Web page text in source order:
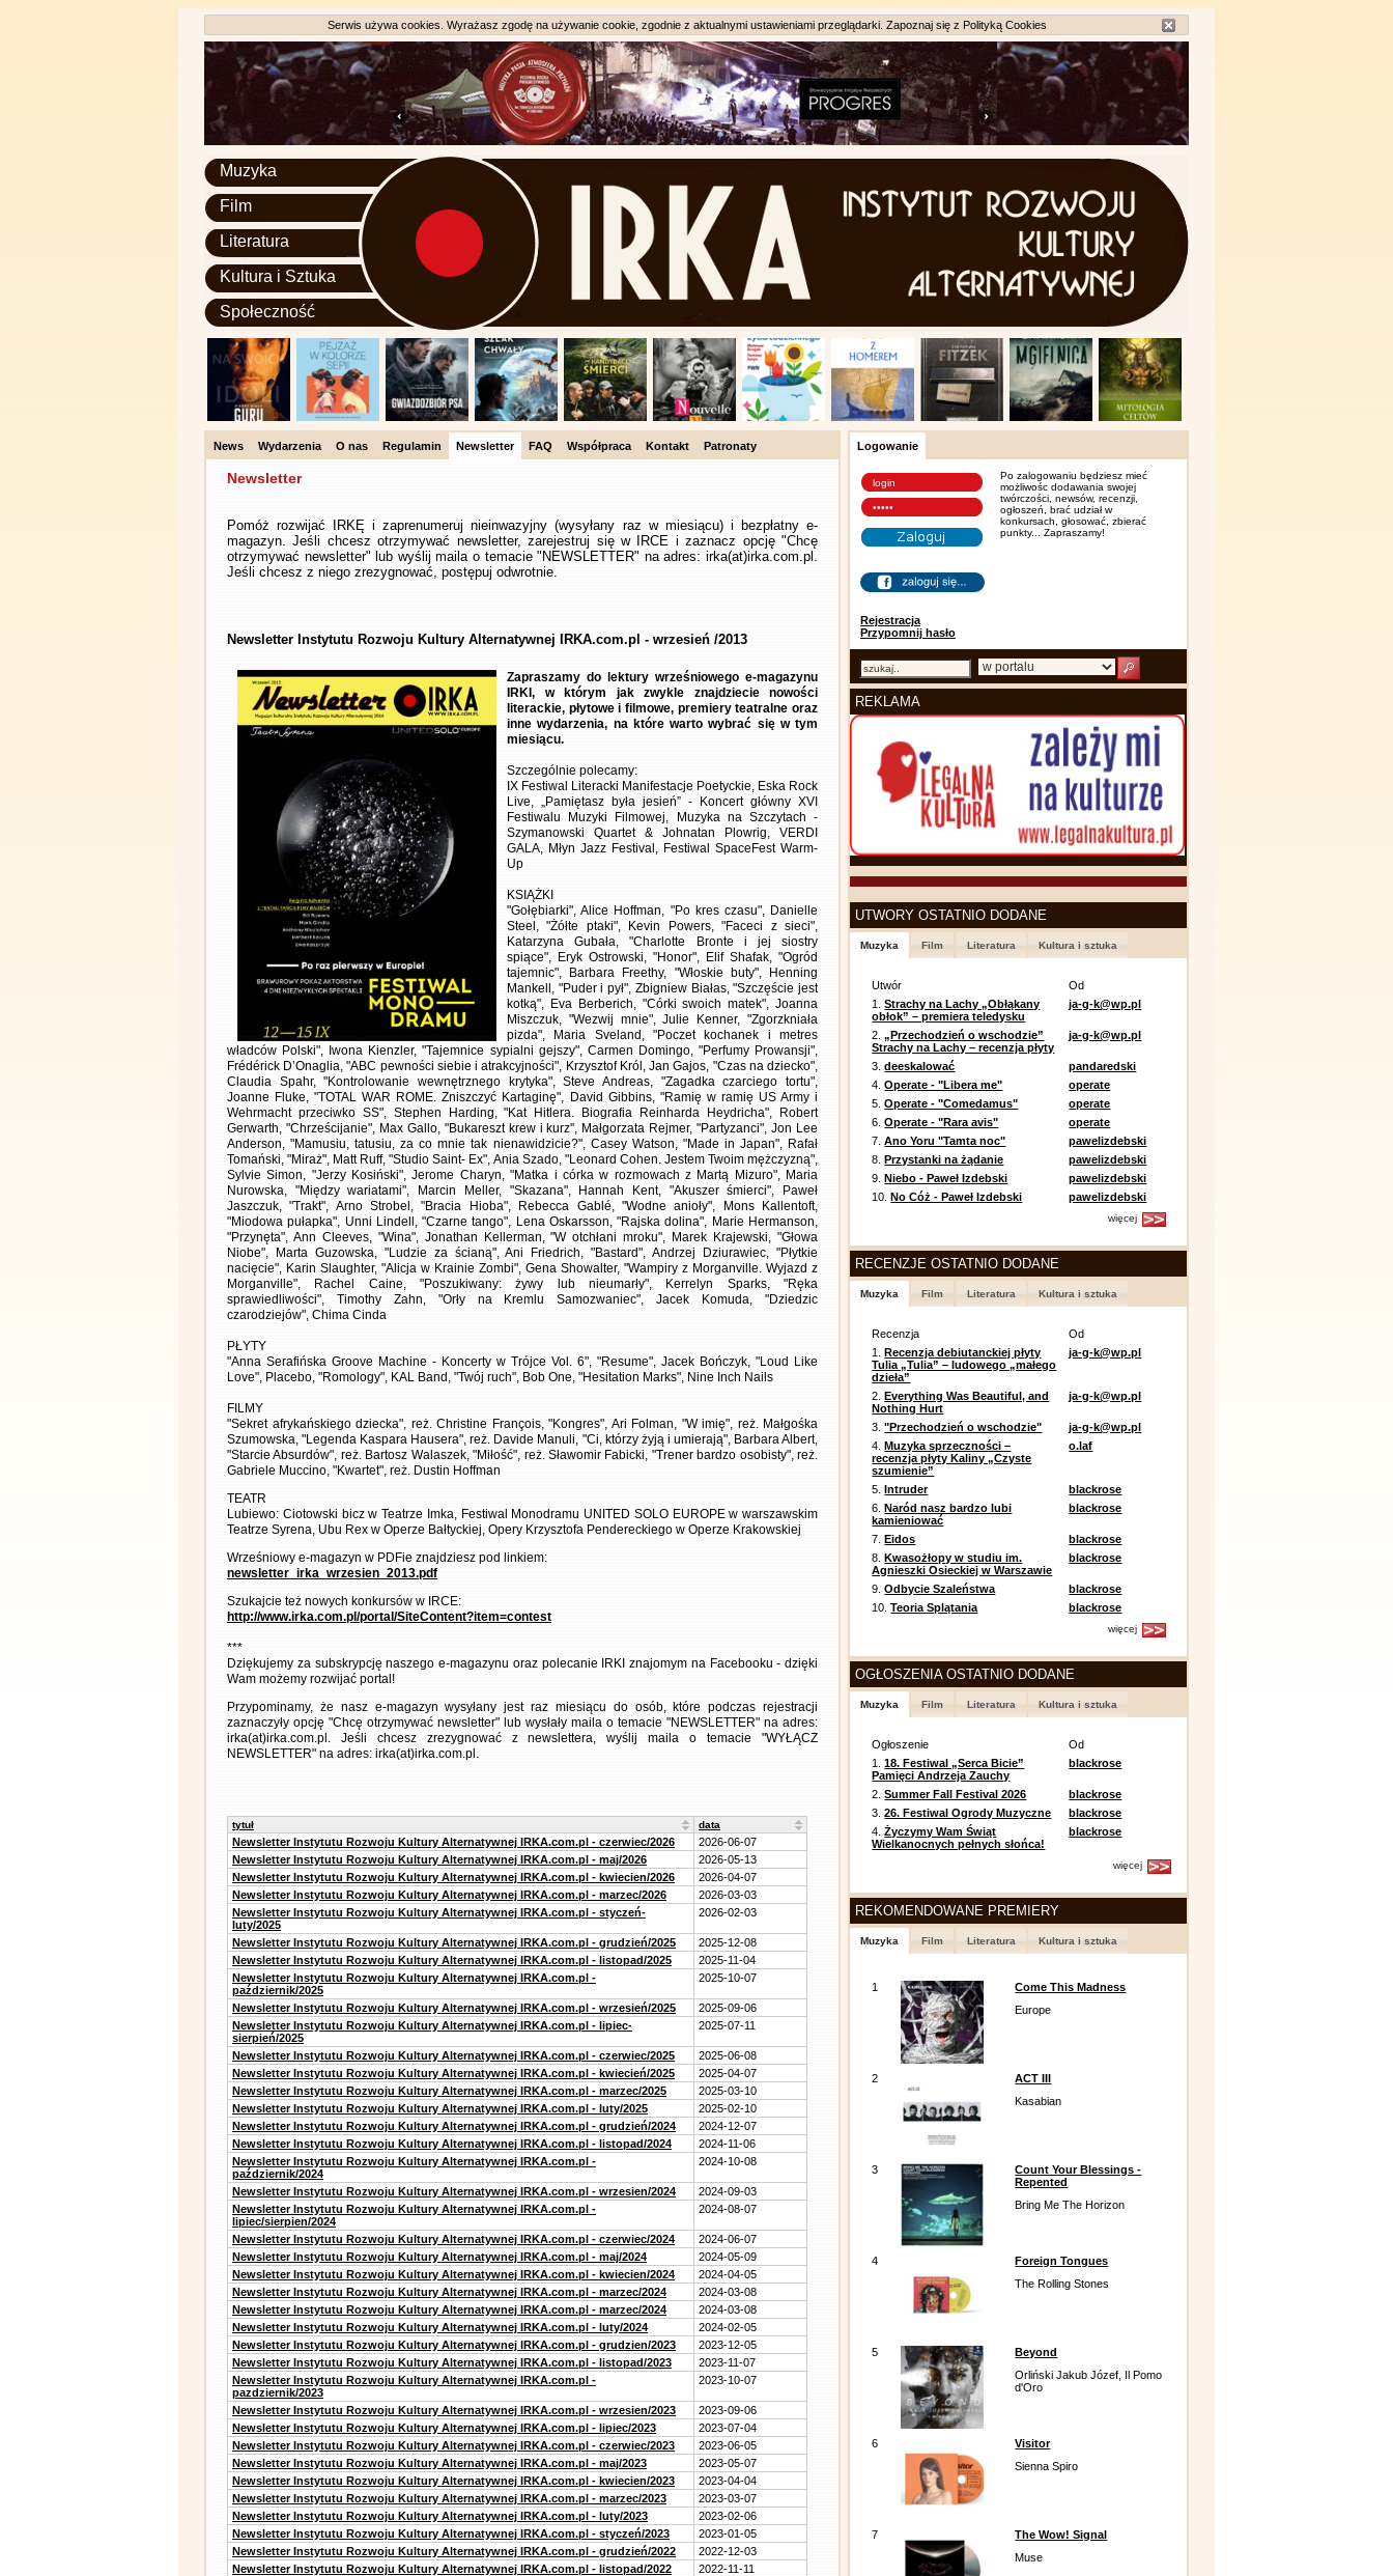
Serwis używa cookies. Wyrażasz zgodę na używanie cookie, zgodnie z aktualnymi ustawieniami przeglądarki. Zapoznaj się z Polityką Cookies
Muzyka
Film
Literatura
Kultura i Sztuka
Społeczność
News Wydarzenia O nas Regulamin Newsletter FAQ Współpraca Kontakt Patronaty
Newsletter
Pomóż rozwijać IRKĘ i zaprenumeruj nieinwazyjny (wysyłany raz w miesiącu) i bezpłatny e-
magazyn. Jeśli chcesz otrzymywać newsletter, zarejestruj się w IRCE i zaznacz opcję "Chcę
otrzymywać newsletter" lub wyślij maila o temacie "NEWSLETTER" na adres: irka(at)irka.com.pl.
Jeśli chcesz z niego zrezygnować, postępuj odwrotnie.
Newsletter Instytutu Rozwoju Kultury Alternatywnej IRKA.com.pl - wrzesień /2013
Zapraszamy do lektury wrześniowego e-magazynu
IRKI, w którym jak zwykle znajdziecie nowości
literackie, płytowe i filmowe, premiery teatralne oraz
inne wydarzenia, na które warto wybrać się w tym
miesiącu.
Szczególnie polecamy:
IX Festiwal Literacki Manifestacje Poetyckie, Eska Rock
Live, „Pamiętasz była jesień” - Koncert główny XVI
Festiwalu Muzyki Filmowej, Muzyka na Szczytach -
Szymanowski Quartet & Johnatan Plowrig, VERDI
GALA, Młyn Jazz Festival, Festiwal SpaceFest Warm-
Up
KSIĄŻKI
"Gołębiarki", Alice Hoffman, "Po kres czasu", Danielle
Steel, "Żółte ptaki", Kevin Powers, "Faceci z sieci",
Katarzyna Gubała, "Charlotte Bronte i jej siostry
spiące", Eryk Ostrowski, "Honor", Elif Shafak, "Ogród
tajemnic", Barbara Freethy, "Włoskie buty", Henning
Mankell, "Puder i pył", Zbigniew Białas, "Szczęście jest
kotką", Eva Berberich, "Córki swoich matek", Joanna
Miszczuk, "Wezwij mnie", Julie Kenner, "Zgorzkniała
pizda", Maria Sveland, "Poczet kochanek i metres
władców Polski", Iwona Kienzler, "Tajemnice sypialni gejszy", Carmen Domingo, "Perfumy Prowansji",
Frédérick D’Onaglia, "ABC pewności siebie i atrakcyjności", Krzysztof Król, Jan Gajos, "Czas na dziecko",
Claudia Spahr, "Kontrolowanie wewnętrznego krytyka", Steve Andreas, "Zagadka czarciego tortu",
Joanne Fluke, "TOTAL WAR ROME. Zniszczyć Kartaginę", David Gibbins, "Ramię w ramię US Army i
Wehrmacht przeciwko SS", Stephen Harding, "Kat Hitlera. Biografia Reinharda Heydricha", Robert
Gerwarth, "Chrześcijanie", Max Gallo, "Bukareszt krew i kurz", Małgorzata Rejmer, "Partyzanci", Jon Lee
Anderson, "Mamusiu, tatusiu, za co mnie tak nienawidzicie?", Casey Watson, "Made in Japan", Rafał
Tomański, "Miraż", Matt Ruff, "Studio Saint- Ex", Ania Szado, "Leonard Cohen. Jestem Twoim mężczyzną",
Sylvie Simon, "Jerzy Kosiński", Jerome Charyn, "Matka i córka w rozmowach z Martą Mizuro", Maria
Nurowska, "Między wariatami", Marcin Meller, "Skazana", Hannah Kent, "Akuszer śmierci", Paweł
Jaszczuk, "Trakt", Arno Strobel, "Bracia Hioba", Rebecca Gablé, "Wodne anioły", Mons Kallentoft,
"Miodowa pułapka", Unni Lindell, "Czarne tango", Lena Oskarsson, "Rajska dolina", Marie Hermanson,
"Przynęta", Ann Cleeves, "Wina", Jonathan Kellerman, "W otchłani mroku", Marek Krajewski, "Głowa
Niobe", Marta Guzowska, "Ludzie za ścianą", Ani Friedrich, "Bastard", Andrzej Dziurawiec, "Płytkie
nacięcie", Karin Slaughter, "Alicja w Krainie Zombi", Gena Showalter, "Wampiry z Morganville. Wyjazd z
Morganville", Rachel Caine, "Poszukiwany: żywy lub nieumarły", Kerrelyn Sparks, "Ręka
sprawiedliwości", Timothy Zahn, "Orły na Kremlu Samozwaniec", Jacek Komuda, "Dziedzic
czarodziejów", Chima Cinda
PŁYTY
"Anna Serafińska Groove Machine - Koncerty w Trójce Vol. 6", "Resume", Jacek Bończyk, "Loud Like
Love", Placebo, "Romology", KAL Band, "Twój ruch", Bob One, "Hesitation Marks", Nine Inch Nails
FILMY
"Sekret afrykańskiego dziecka", reż. Christine François, "Kongres", Ari Folman, "W imię", reż. Małgośka
Szumowska, "Legenda Kaspara Hausera", reż. Davide Manuli, "Ci, którzy żyją i umierają", Barbara Albert,
"Starcie Absurdów", reż. Bartosz Walaszek, "Miłość", reż. Sławomir Fabicki, "Trener bardzo osobisty", reż.
Gabriele Muccino, "Kwartet", reż. Dustin Hoffman
TEATR
Lubiewo: Ciotowski bicz w Teatrze Imka, Festiwal Monodramu UNITED SOLO EUROPE w warszawskim
Teatrze Syrena, Ubu Rex w Operze Bałtyckiej, Opery Krzysztofa Pendereckiego w Operze Krakowskiej
Wrześniowy e-magazyn w PDFie znajdziesz pod linkiem:
newsletter_irka_wrzesien_2013.pdf
Szukajcie też nowych konkursów w IRCE:
http://www.irka.com.pl/portal/SiteContent?item=contest
***
Dziękujemy za subskrypcję naszego e-magazynu oraz polecanie IRKI znajomym na Facebooku - dzięki
Wam możemy rozwijać portal!
Przypominamy, że nasz e-magazyn wysyłany jest raz miesiącu do osób, które podczas rejestracji
zaznaczyły opcję "Chcę otrzymywać newsletter" lub wysłały maila o temacie "NEWSLETTER" na adres:
irka(at)irka.com.pl. Jeśli chcesz zrezygnować z newslettera, wyślij maila o temacie "WYŁĄCZ
NEWSLETTER" na adres: irka(at)irka.com.pl.
tytuł data
Newsletter Instytutu Rozwoju Kultury Alternatywnej IRKA.com.pl - czerwiec/2026
2026-06-07
Newsletter Instytutu Rozwoju Kultury Alternatywnej IRKA.com.pl - maj/2026
2026-05-13
Newsletter Instytutu Rozwoju Kultury Alternatywnej IRKA.com.pl - kwiecien/2026
2026-04-07
Newsletter Instytutu Rozwoju Kultury Alternatywnej IRKA.com.pl - marzec/2026
2026-03-03
Newsletter Instytutu Rozwoju Kultury Alternatywnej IRKA.com.pl - styczeń-
luty/2025
2026-02-03
Newsletter Instytutu Rozwoju Kultury Alternatywnej IRKA.com.pl - grudzień/2025
2025-12-08
Newsletter Instytutu Rozwoju Kultury Alternatywnej IRKA.com.pl - listopad/2025
2025-11-04
Newsletter Instytutu Rozwoju Kultury Alternatywnej IRKA.com.pl -
październik/2025
2025-10-07
Newsletter Instytutu Rozwoju Kultury Alternatywnej IRKA.com.pl - wrzesień/2025
2025-09-06
Newsletter Instytutu Rozwoju Kultury Alternatywnej IRKA.com.pl - lipiec-
sierpień/2025
2025-07-11
Newsletter Instytutu Rozwoju Kultury Alternatywnej IRKA.com.pl - czerwiec/2025
2025-06-08
Newsletter Instytutu Rozwoju Kultury Alternatywnej IRKA.com.pl - kwiecień/2025
2025-04-07
Newsletter Instytutu Rozwoju Kultury Alternatywnej IRKA.com.pl - marzec/2025
2025-03-10
Newsletter Instytutu Rozwoju Kultury Alternatywnej IRKA.com.pl - luty/2025
2025-02-10
Newsletter Instytutu Rozwoju Kultury Alternatywnej IRKA.com.pl - grudzień/2024
2024-12-07
Newsletter Instytutu Rozwoju Kultury Alternatywnej IRKA.com.pl - listopad/2024
2024-11-06
Newsletter Instytutu Rozwoju Kultury Alternatywnej IRKA.com.pl -
październik/2024
2024-10-08
Newsletter Instytutu Rozwoju Kultury Alternatywnej IRKA.com.pl - wrzesien/2024
2024-09-03
Newsletter Instytutu Rozwoju Kultury Alternatywnej IRKA.com.pl -
lipiec/sierpien/2024
2024-08-07
Newsletter Instytutu Rozwoju Kultury Alternatywnej IRKA.com.pl - czerwiec/2024
2024-06-07
Newsletter Instytutu Rozwoju Kultury Alternatywnej IRKA.com.pl - maj/2024
2024-05-09
Newsletter Instytutu Rozwoju Kultury Alternatywnej IRKA.com.pl - kwiecien/2024
2024-04-05
Newsletter Instytutu Rozwoju Kultury Alternatywnej IRKA.com.pl - marzec/2024
2024-03-08
Newsletter Instytutu Rozwoju Kultury Alternatywnej IRKA.com.pl - marzec/2024
2024-03-08
Newsletter Instytutu Rozwoju Kultury Alternatywnej IRKA.com.pl - luty/2024
2024-02-05
Newsletter Instytutu Rozwoju Kultury Alternatywnej IRKA.com.pl - grudzien/2023
2023-12-05
Newsletter Instytutu Rozwoju Kultury Alternatywnej IRKA.com.pl - listopad/2023
2023-11-07
Newsletter Instytutu Rozwoju Kultury Alternatywnej IRKA.com.pl -
pazdziernik/2023
2023-10-07
Newsletter Instytutu Rozwoju Kultury Alternatywnej IRKA.com.pl - wrzesien/2023
2023-09-06
Newsletter Instytutu Rozwoju Kultury Alternatywnej IRKA.com.pl - lipiec/2023
2023-07-04
Newsletter Instytutu Rozwoju Kultury Alternatywnej IRKA.com.pl - czerwiec/2023
2023-06-05
Newsletter Instytutu Rozwoju Kultury Alternatywnej IRKA.com.pl - maj/2023
2023-05-07
Newsletter Instytutu Rozwoju Kultury Alternatywnej IRKA.com.pl - kwiecien/2023
2023-04-04
Newsletter Instytutu Rozwoju Kultury Alternatywnej IRKA.com.pl - marzec/2023
2023-03-07
Newsletter Instytutu Rozwoju Kultury Alternatywnej IRKA.com.pl - luty/2023
2023-02-06
Newsletter Instytutu Rozwoju Kultury Alternatywnej IRKA.com.pl - styczeń/2023
2023-01-05
Newsletter Instytutu Rozwoju Kultury Alternatywnej IRKA.com.pl - grudzień/2022
2022-12-03
Newsletter Instytutu Rozwoju Kultury Alternatywnej IRKA.com.pl - listopad/2022
2022-11-11
Logowanie
Rejestracja
Przypomnij hasło
Po zalogowaniu będziesz mieć
możliwośc dodawania swojej
twórczości, newsów, recenzji,
ogłoszeń, brać udział w
konkursach, głosować, zbierać
punkty... Zapraszamy!
REKLAMA
UTWORY OSTATNIO DODANE
Muzyka Film Literatura Kultura i sztuka
Utwór
Od
1.Strachy na Lachy „Obłąkany
obłok” – premiera teledysku
ja-g-k@wp.pl
2.„Przechodzień o wschodzie”
Strachy na Lachy – recenzja płyty
ja-g-k@wp.pl
3.deeskalować
pandaredski
4.Operate - "Libera me"
operate
5.Operate - "Comedamus"
operate
6.Operate - "Rara avis"
operate
7.Ano Yoru "Tamta noc"
pawelizdebski
8.Przystanki na żądanie
pawelizdebski
9.Niebo - Paweł Izdebski
pawelizdebski
10.No Cóż - Paweł Izdebski pawelizdebski
więcej
RECENZJE OSTATNIO DODANE
Muzyka Film Literatura Kultura i sztuka
Recenzja
Od
1.Recenzja debiutanckiej płyty
Tulia „Tulia” – ludowego „małego
dzieła”
ja-g-k@wp.pl
2.Everything Was Beautiful, and
Nothing Hurt
ja-g-k@wp.pl
3."Przechodzień o wschodzie"
ja-g-k@wp.pl
4.Muzyka sprzeczności –
recenzja płyty Kaliny „Czyste
szumienie”
o.laf
5.Intruder
blackrose
6.Naród nasz bardzo lubi
kamieniować
blackrose
7.Eidos
blackrose
8.Kwasożłopy w studiu im.
Agnieszki Osieckiej w Warszawie
blackrose
9.Odbycie Szaleństwa
blackrose
10.Teoria Splątania blackrose
więcej
OGŁOSZENIA OSTATNIO DODANE
Muzyka Film Literatura Kultura i sztuka
Ogłoszenie
Od
1.18. Festiwal „Serca Bicie”
Pamięci Andrzeja Zauchy
blackrose
2.Summer Fall Festival 2026
blackrose
3.26. Festiwal Ogrody Muzyczne
blackrose
4.Życzymy Wam Świąt
Wielkanocnych pełnych słońca!
blackrose
więcej
REKOMENDOWANE PREMIERY
Muzyka Film Literatura Kultura i sztuka
1
Come This Madness
Europe
2
ACT III
Kasabian
3
Count Your Blessings -
Repented
Bring Me The Horizon
4
Foreign Tongues
The Rolling Stones
5
Beyond
Orliński Jakub Józef, Il Pomo
d'Oro
6
Visitor
Sienna Spiro
7
The Wow! Signal
Muse